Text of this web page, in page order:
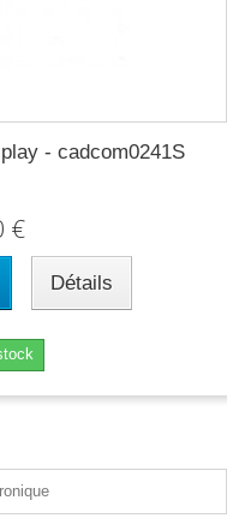
- cadcom0241S
€
Détails